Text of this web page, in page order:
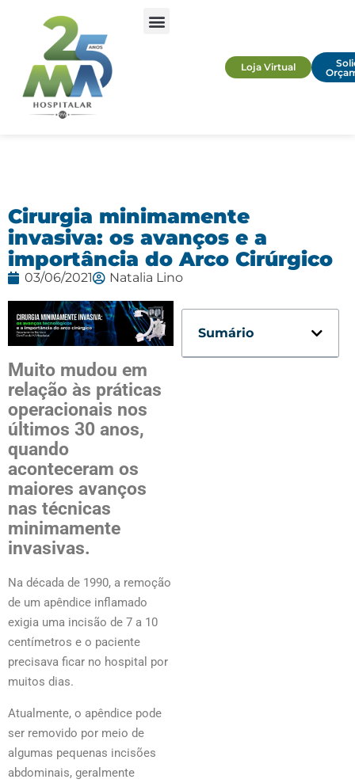
Loja Virtual
Cirurgia minimamente
invasiva: os avanços e a
importância do Arco Cirúrgico
03/06/2021 Natalia Lino
Muito mudou em
relação às práticas
operacionais nos
últimos 30 anos,
quando
aconteceram os
maiores avanços
nas técnicas
minimamente
invasivas.
Na década de 1990, a remoção
de um apêndice inflamado
exigia uma incisão de 7 a 10
centímetros e o paciente
precisava ficar no hospital por
muitos dias.
Atualmente, o apêndice pode
ser removido por meio de
algumas pequenas incisões
abdominais, geralmente
Sumário